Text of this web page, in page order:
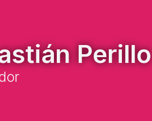
Perillo